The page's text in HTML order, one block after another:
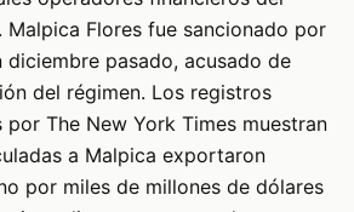
Flores fue sancionado por
diciembre pasado, acusado de
del régimen. Los registros
The New York Times muestran
a Malpica exportaron
por miles de millones de dólares